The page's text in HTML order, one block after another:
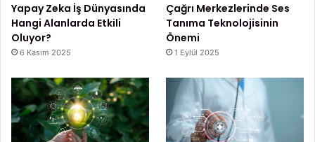
Yapay Zeka İş Dünyasında
Hangi Alanlarda Etkili
Oluyor?
6 Kasım 2025
Çağrı Merkezlerinde Ses
Tanıma Teknolojisinin
Önemi
1 Eylül 2025